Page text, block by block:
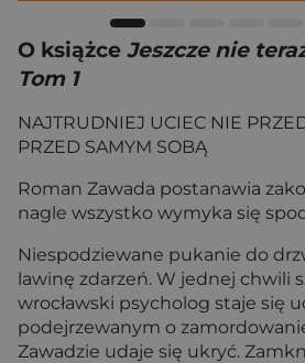
O książce Jeszcze nie
Tom 1
NAJTRUDNIEJ UCIEC NIE
PRZED SAMYM SOBĄ
Roman Zawada postanawia
nagle wszystko wymyka się
Niespodziewane pukanie do
lawinę zdarzeń. W jednej chwili
wrocławski psycholog staje się
podejrzewanym o
Zawadzie udaje się ukryć.